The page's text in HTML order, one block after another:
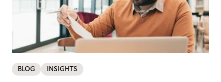
BLOG INSIGHTS